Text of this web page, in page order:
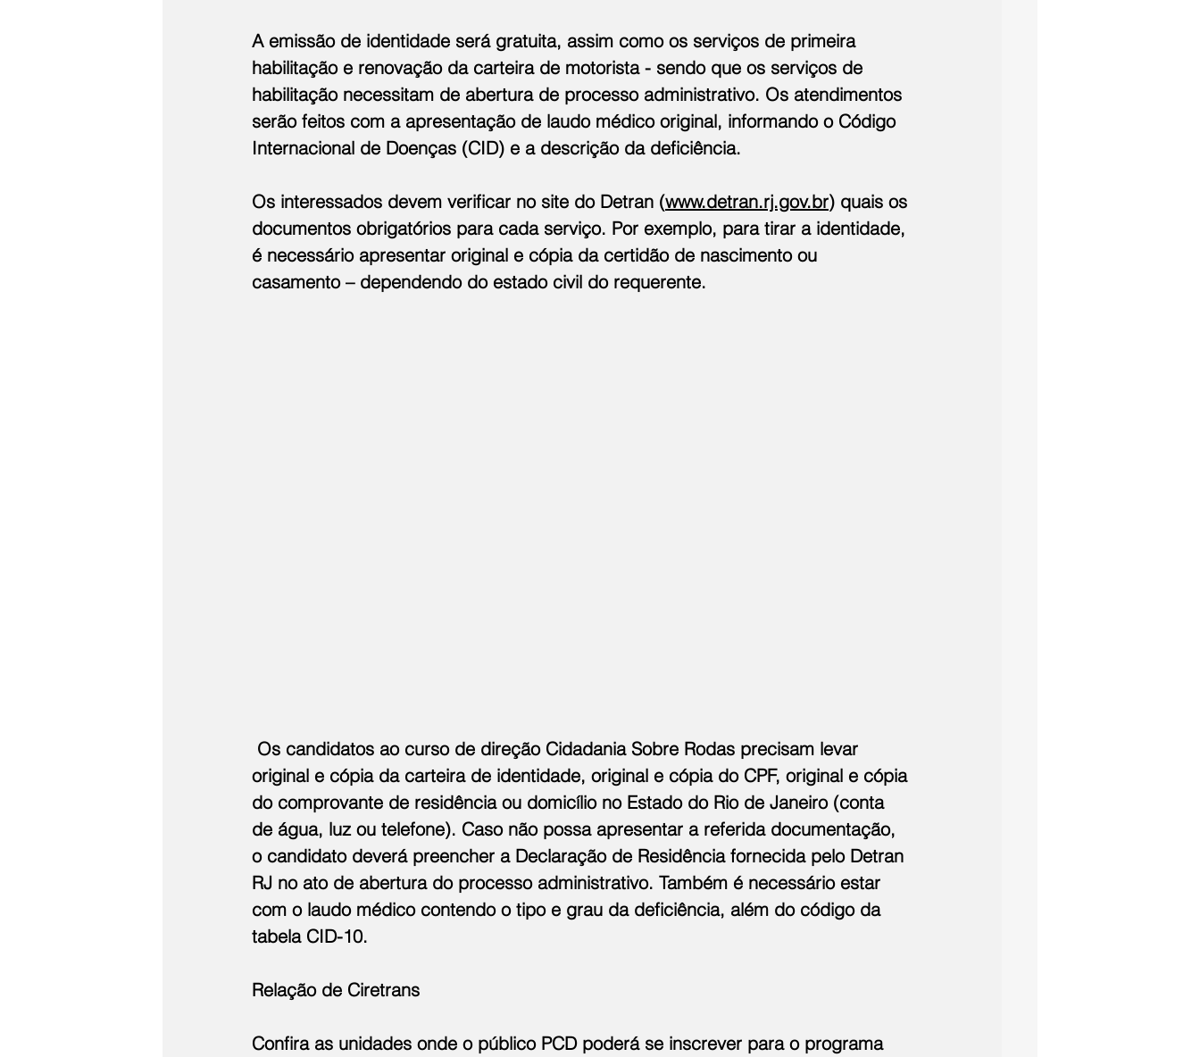
A emissão de identidade será gratuita, assim como os serviços de primeira
habilitação e renovação da carteira de motorista - sendo que os serviços de
habilitação necessitam de abertura de processo administrativo. Os atendimentos
serão feitos com a apresentação de laudo médico original, informando o Código
Internacional de Doenças (CID) e a descrição da deficiência.
Os interessados devem verificar no site do Detran (www.detran.rj.gov.br) quais os
documentos obrigatórios para cada serviço. Por exemplo, para tirar a identidade,
é necessário apresentar original e cópia da certidão de nascimento ou
casamento – dependendo do estado civil do requerente.
Os candidatos ao curso de direção Cidadania Sobre Rodas precisam levar
original e cópia da carteira de identidade, original e cópia do CPF, original e cópia
do comprovante de residência ou domicílio no Estado do Rio de Janeiro (conta
de água, luz ou telefone). Caso não possa apresentar a referida documentação,
o candidato deverá preencher a Declaração de Residência fornecida pelo Detran
RJ no ato de abertura do processo administrativo. Também é necessário estar
com o laudo médico contendo o tipo e grau da deficiência, além do código da
tabela CID-10.
Relação de Ciretrans
Confira as unidades onde o público PCD poderá se inscrever para o programa